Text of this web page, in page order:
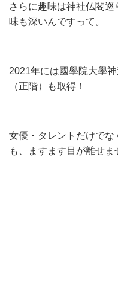
さらに趣味は神社仏閣
味も深いんですって。
2021年には國學院大學
（正階）も取得！
女優・タレントだけでな
も、ますます目が離せま